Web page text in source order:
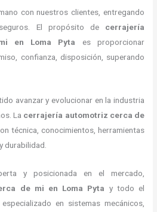
con nuestros clientes, entregando
El propósito de cerrajería
en Loma Pyta es proporcionar
confianza, disposición, superando
avanzar y evolucionar en la industria
La cerrajería automotriz cerca de
técnica, conocimientos, herramientas
durabilidad.
y posicionada en el mercado,
de mi en Loma Pyta y todo el
en sistemas mecánicos,